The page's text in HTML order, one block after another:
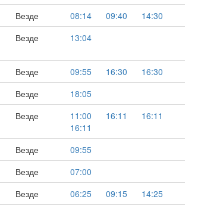
Везде 08:14 09:40
14:30
Везде 13:04
Везде 09:55 16:30
16:30
Везде
18:05
Везде 11:00 16:11
16:11
16:11
Везде
09:55
Везде
07:00
Везде 06:25 09:15
14:25